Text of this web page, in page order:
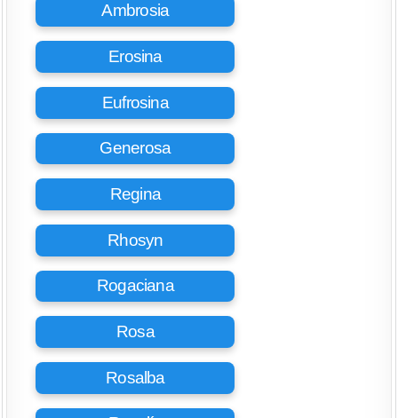
Ambrosia
Erosina
Eufrosina
Generosa
Regina
Rhosyn
Rogaciana
Rosa
Rosalba